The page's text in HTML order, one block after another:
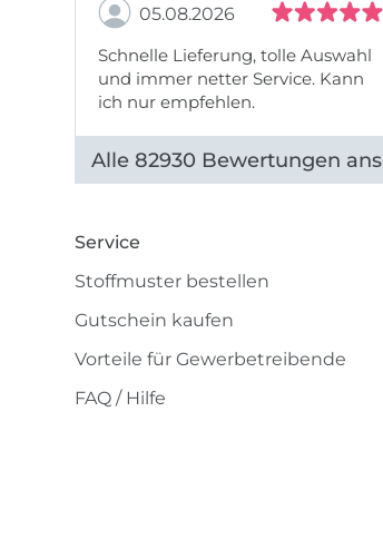
05.08.2026
Schnelle Lieferung, tolle Auswahl
und immer netter Service. Kann
ich nur empfehlen.
Alle 82930 Bewertungen
Service
Stoffmuster bestellen
Gutschein kaufen
Vorteile für Gewerbetreibende
FAQ / Hilfe